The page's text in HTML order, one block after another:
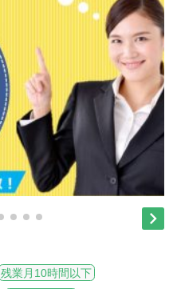

残業月10時間以下